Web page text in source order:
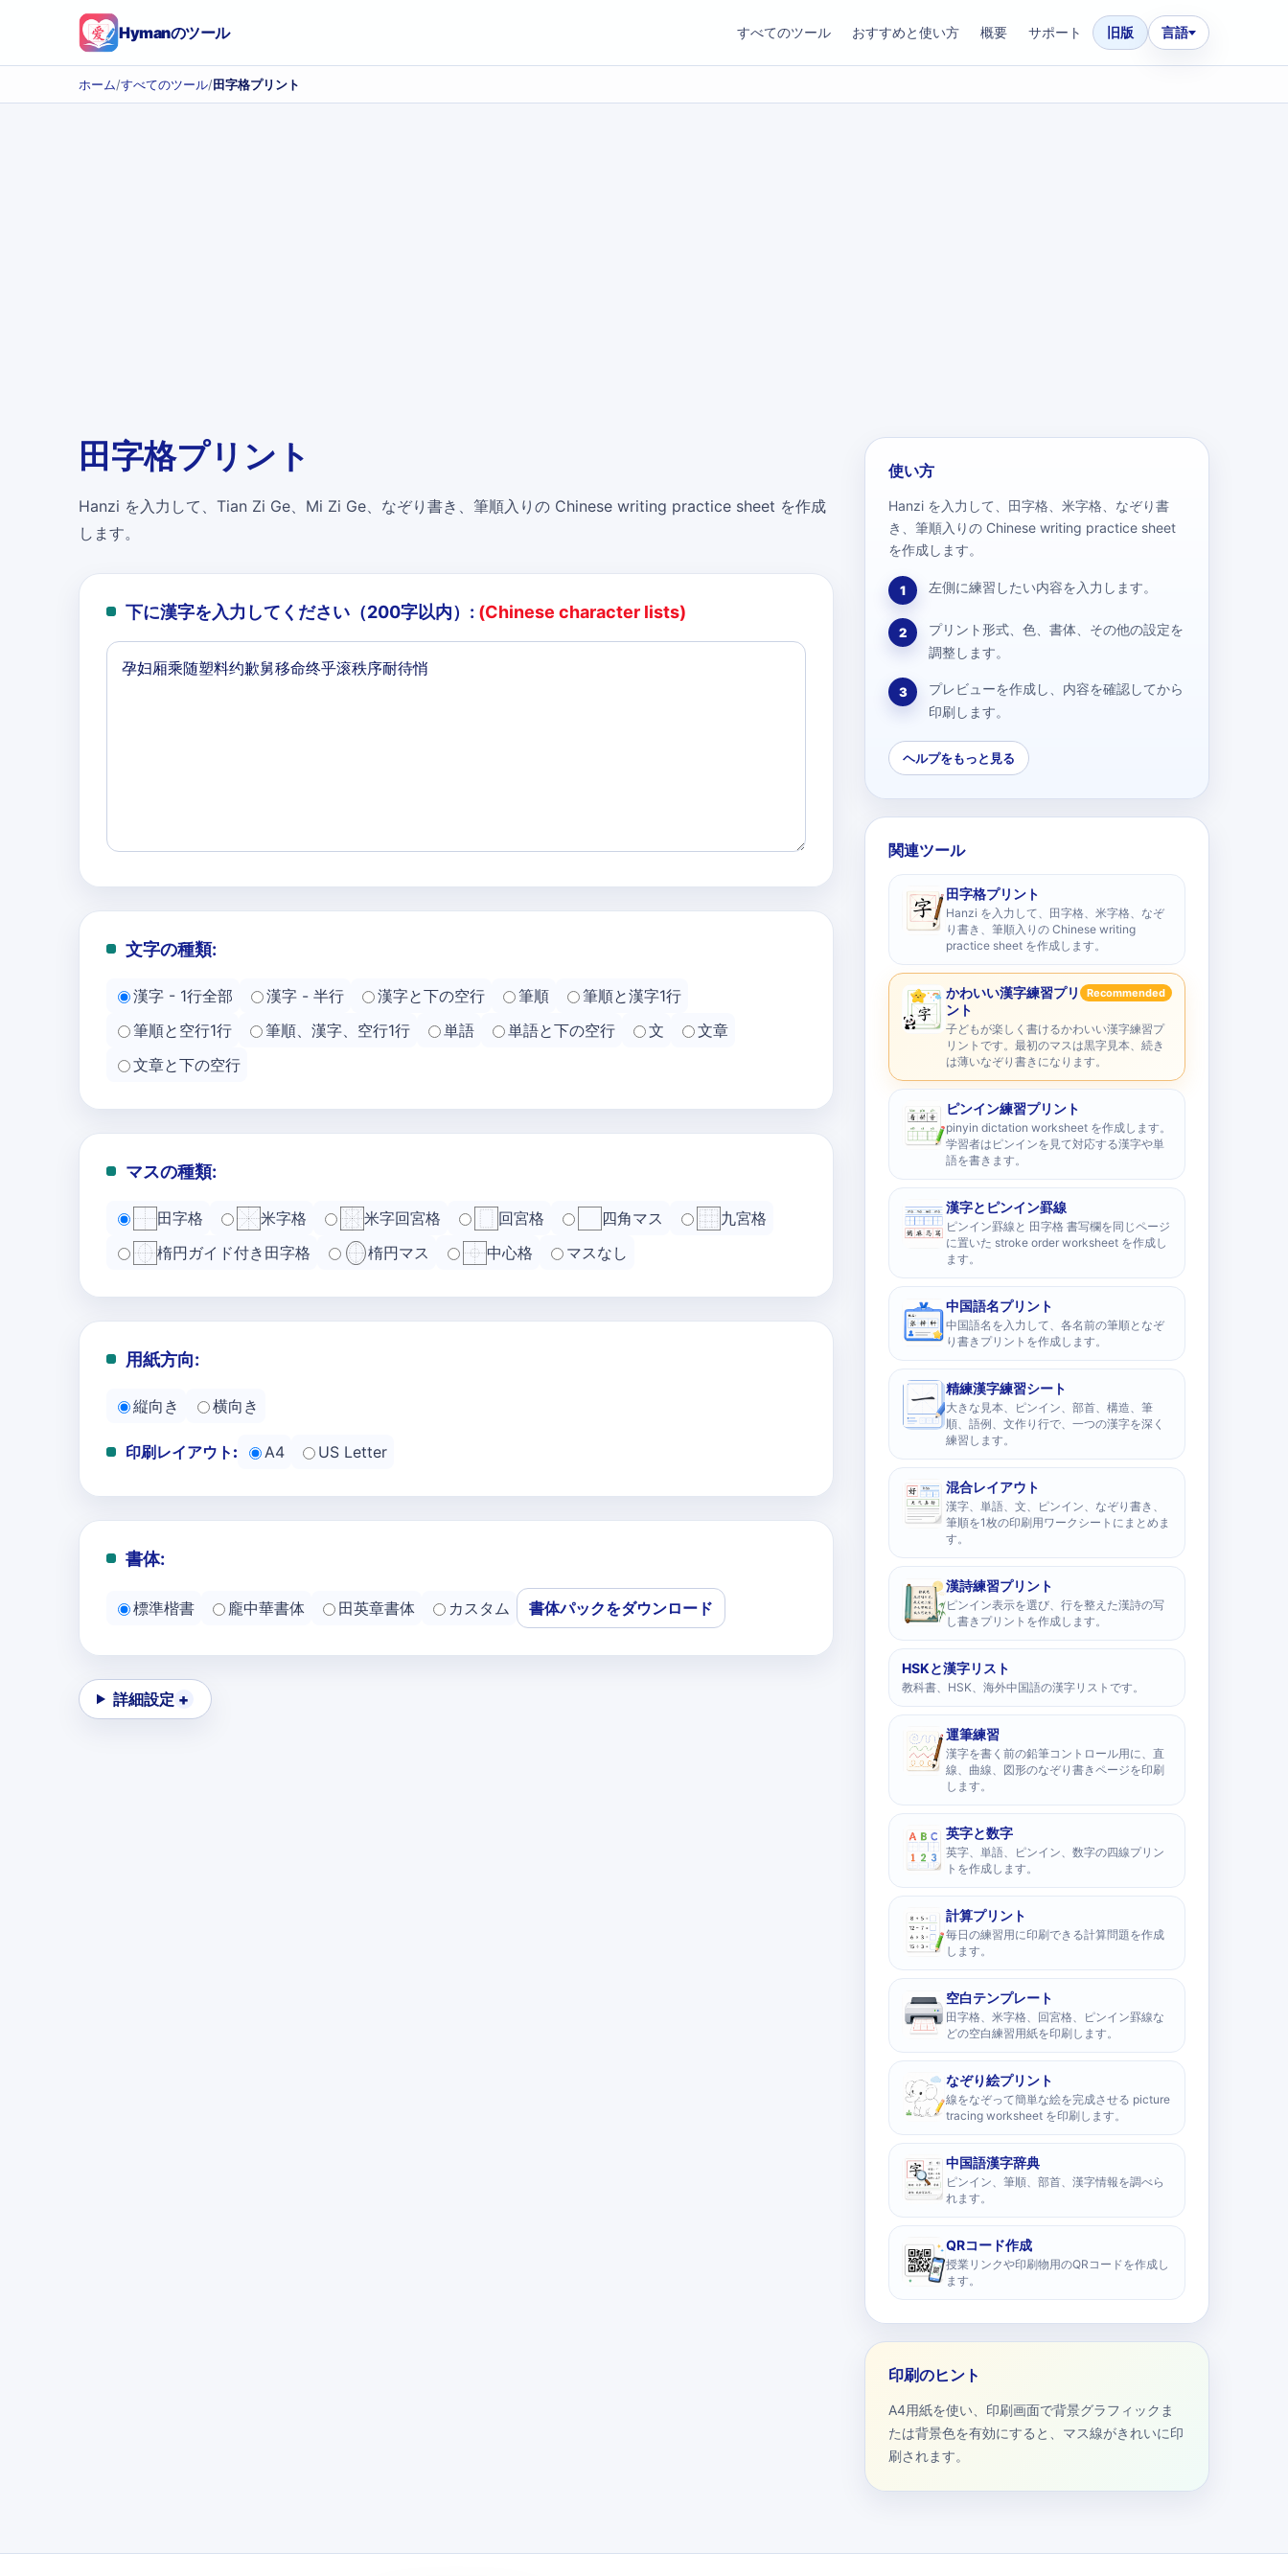
Hymanのツール すべてのツール おすすめと使い方 概要 サポート 旧版 言語
ホーム/すべてのツール/田字格プリント
田字格プリント
Hanzi を入力して、Tian Zi Ge、Mi Zi Ge、なぞり書き、筆順入りの Chinese writing practice sheet を作成
します。
下に漢字を入力してください（200字以内）: (Chinese character lists)
文字の種類:
漢字 - 1行全部 漢字 - 半行 漢字と下の空行 筆順
筆順と漢字1行
筆順と空行1行
筆順、漢字、空行1行 単語 単語と下の空行 文
文章
文章と下の空行
マスの種類:
田字格 米字格 米字回宮格 回宮格 四角マス
九宮格
楕円ガイド付き田字格
楕円マス 中心格 マスなし
用紙方向:
縦向き 横向き
印刷レイアウト: A4 US Letter
書体:
標準楷書 龐中華書体 田英章書体 カスタム 書体パックをダウンロード
詳細設定
使い方
Hanzi を入力して、田字格、米字格、なぞり書
き、筆順入りの Chinese writing practice sheet
を作成します。
1 左側に練習したい内容を入力します。
2
プリント形式、色、書体、その他の設定を
調整します。
3
プレビューを作成し、内容を確認してから
印刷します。
ヘルプをもっと見る
関連ツール
田字格プリント
Hanzi を入力して、田字格、米字格、なぞ
り書き、筆順入りの Chinese writing
practice sheet を作成します。
かわいい漢字練習プリ
ント
Recommended
子どもが楽しく書けるかわいい漢字練習プ
リントです。最初のマスは黒字見本、続き
は薄いなぞり書きになります。
ピンイン練習プリント
pinyin dictation worksheet を作成します。
学習者はピンインを見て対応する漢字や単
語を書きます。
漢字とピンイン罫線
ピンイン罫線と 田字格 書写欄を同じページ
に置いた stroke order worksheet を作成し
ます。
中国語名プリント
中国語名を入力して、各名前の筆順となぞ
り書きプリントを作成します。
精練漢字練習シート
大きな見本、ピンイン、部首、構造、筆
順、語例、文作り行で、一つの漢字を深く
練習します。
混合レイアウト
漢字、単語、文、ピンイン、なぞり書き、
筆順を1枚の印刷用ワークシートにまとめま
す。
漢詩練習プリント
ピンイン表示を選び、行を整えた漢詩の写
し書きプリントを作成します。
HSKと漢字リスト
教科書、HSK、海外中国語の漢字リストです。
運筆練習
漢字を書く前の鉛筆コントロール用に、直
線、曲線、図形のなぞり書きページを印刷
します。
英字と数字
英字、単語、ピンイン、数字の四線プリン
トを作成します。
計算プリント
毎日の練習用に印刷できる計算問題を作成
します。
空白テンプレート
田字格、米字格、回宮格、ピンイン罫線な
どの空白練習用紙を印刷します。
なぞり絵プリント
線をなぞって簡単な絵を完成させる picture
tracing worksheet を印刷します。
中国語漢字辞典
ピンイン、筆順、部首、漢字情報を調べら
れます。
QRコード作成
授業リンクや印刷物用のQRコードを作成し
ます。
印刷のヒント
A4用紙を使い、印刷画面で背景グラフィックま
たは背景色を有効にすると、マス線がきれいに印
刷されます。